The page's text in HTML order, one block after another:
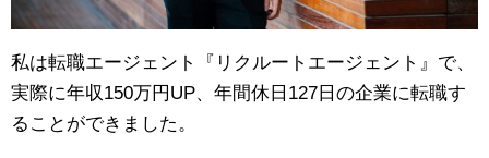
私は転職エージェント『リクルートエージェント』で、
実際に年収150万円UP、年間休日127日の企業に転職す
ることができました。